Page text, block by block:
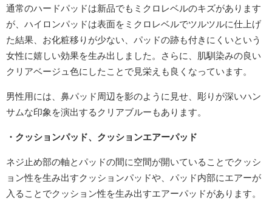
通常のハードパッドは新品でもミクロレベルのキズがあります
が、ハイロンパッドは表面をミクロレベルでツルツルに仕上げ
た結果、お化粧移りが少ない、パッドの跡も付きにくいという
女性に嬉しい効果を生み出しました。さらに、肌馴染みの良い
クリアベージュ色にしたことで見栄えも良くなっています。
男性用には、鼻パッド周辺を影のように見せ、彫りが深いハン
サムな印象を演出するクリアブルーもあります。
・クッションパッド、クッションエアーパッド
ネジ止め部の軸とパッドの間に空間が開いていることでクッシ
ョン性を生み出すクッションパッドや、パッド内部にエアーが
入ることでクッション性を生み出すエアーパッドがあります。